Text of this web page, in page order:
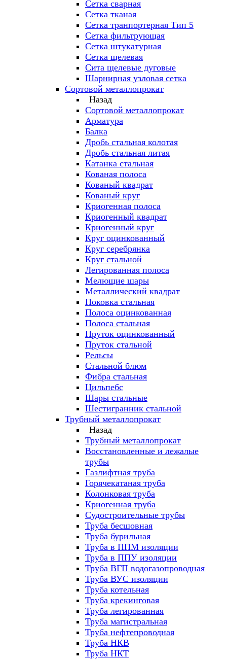
Сетка сварная
Сетка тканая
Сетка транпортерная Тип 5
Сетка фильтрующая
Сетка штукатурная
Сетка щелевая
Сита щелевые дуговые
Шарнирная узловая сетка
Сортовой металлопрокат
Назад
Сортовой металлопрокат
Арматура
Балка
Дробь стальная колотая
Дробь стальная литая
Катанка стальная
Кованая полоса
Кованый квадрат
Кованый круг
Криогенная полоса
Криогенный квадрат
Криогенный круг
Круг оцинкованный
Круг серебрянка
Круг стальной
Легированная полоса
Мелющие шары
Металлический квадрат
Поковка стальная
Полоса оцинкованная
Полоса стальная
Пруток оцинкованный
Пруток стальной
Рельсы
Стальной блюм
Фибра стальная
Цильпебс
Шары стальные
Шестигранник стальной
Трубный металлопрокат
Назад
Трубный металлопрокат
Восстановленные и лежалые
трубы
Газлифтная труба
Горячекатаная труба
Колонковая труба
Криогенная труба
Судостроительные трубы
Труба бесшовная
Труба бурильная
Труба в ППМ изоляции
Труба в ППУ изоляции
Труба ВГП водогазопроводная
Труба ВУС изоляции
Труба котельная
Труба крекинговая
Труба легированная
Труба магистральная
Труба нефтепроводная
Труба НКВ
Труба НКТ